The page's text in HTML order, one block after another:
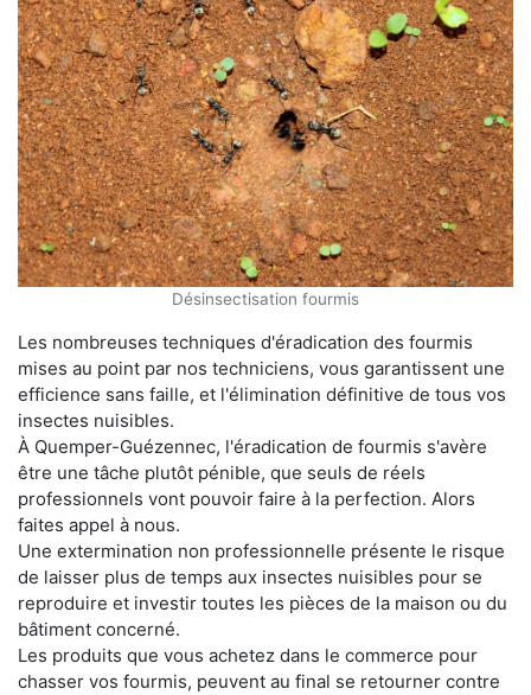
Désinsectisation fourmis
Les nombreuses techniques d'éradication des fourmis
mises au point par nos techniciens, vous garantissent une
efficience sans faille, et l'élimination définitive de tous vos
insectes nuisibles.
À Quemper-Guézennec, l'éradication de fourmis s'avère
être une tâche plutôt pénible, que seuls de réels
professionnels vont pouvoir faire à la perfection. Alors
faites appel à nous.
Une extermination non professionnelle présente le risque
de laisser plus de temps aux insectes nuisibles pour se
reproduire et investir toutes les pièces de la maison ou du
bâtiment concerné.
Les produits que vous achetez dans le commerce pour
chasser vos fourmis, peuvent au final se retourner contre